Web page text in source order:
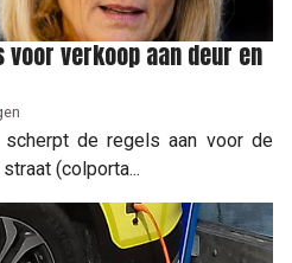
verkoop aan deur en
de regels aan voor de
(colporta...